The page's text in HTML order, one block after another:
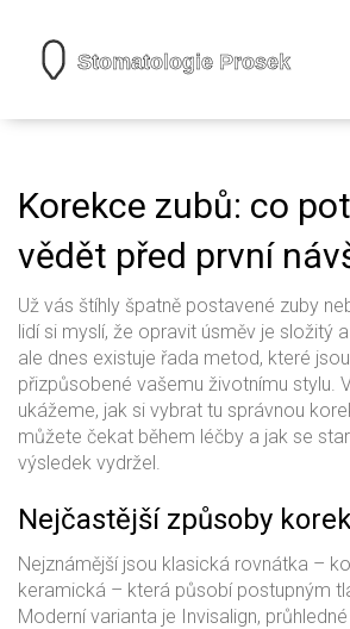
Korekce zubů: co
vědět před první
Už vás štíhly špatně postavené zuby
lidí si myslí, že opravit úsměv je složitý
ale dnes existuje řada metod, které
přizpůsobené vašemu životnímu stylu.
ukážeme, jak si vybrat tu správnou
můžete čekat během léčby a jak se
výsledek vydržel.
Nejčastější způsoby
Nejznámější jsou klasická rovnátka –
keramická – která působí postupným
Moderní varianta je Invisalign,